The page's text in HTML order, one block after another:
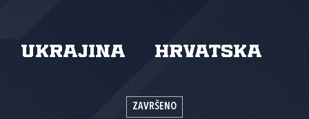
Ukrajina Hrvatska
ZAVRŠENO